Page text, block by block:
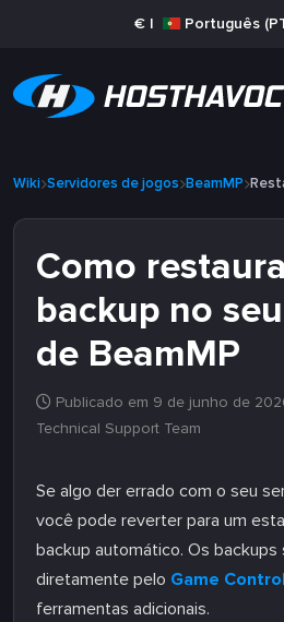
€ | Português
Wiki Servidores de jogos BeamMP
Como
backup no
de BeamMP
Publicado em 9 de junho de
Technical Support Team
Se algo der errado com o seu
você pode reverter para um
backup automático. Os backups
diretamente pelo Game
ferramentas adicionais.